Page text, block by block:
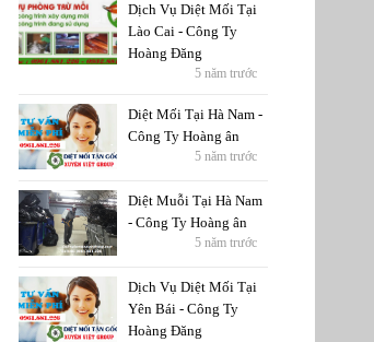
Dịch Vụ Diệt Mối Tại
Lào Cai - Công Ty
Hoàng Đăng
5 năm trước
Diệt Mối Tại Hà Nam -
Công Ty Hoàng ân
5 năm trước
Diệt Muỗi Tại Hà Nam
- Công Ty Hoàng ân
5 năm trước
Dịch Vụ Diệt Mối Tại
Yên Bái - Công Ty
Hoàng Đăng